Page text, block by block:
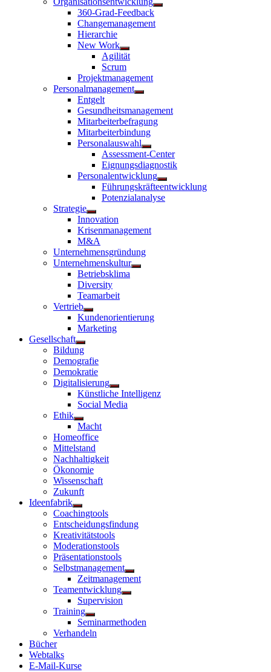
Untermenü
360-Grad-Feedback
Changemanagement
Hierarchie
New Work
Untermenü
anzeigen
Agilität
Scrum
Projektmanagement
Personalmanagement
Untermenü
Entgelt
Gesundheitsmanagement
Mitarbeiterbefragung
Mitarbeiterbindung
Personalauswahl
Untermenü
anzeigen
Assessment-Center
Eignungsdiagnostik
Personalentwicklung
Untermenü
anzeigen
Führungskräfteentwicklung
Potenzialanalyse
Strategie
Untermenü
anzeigen
Innovation
Krisenmanagement
M&A
Unternehmensgründung
Unternehmenskultur
Untermenü
Betriebsklima
Diversity
Teamarbeit
Vertrieb
Untermenü
anzeigen
Kundenorientierung
Marketing
Gesellschaft
Untermenü
anzeigen
Bildung
Demografie
Demokratie
Digitalisierung
Untermenü
anzeigen
Künstliche Intelligenz
Social Media
Ethik
Untermenü
anzeigen
Macht
Homeoffice
Mittelstand
Nachhaltigkeit
Ökonomie
Wissenschaft
Zukunft
Ideenfabrik
Untermenü
anzeigen
Coachingtools
Entscheidungsfindung
Kreativitätstools
Moderationstools
Präsentationstools
Selbstmanagement
Untermenü
anzeigen
Zeitmanagement
Teamentwicklung
Untermenü
Supervision
Training
Untermenü
anzeigen
Seminarmethoden
Verhandeln
Bücher
Webtalks
E-Mail-Kurse